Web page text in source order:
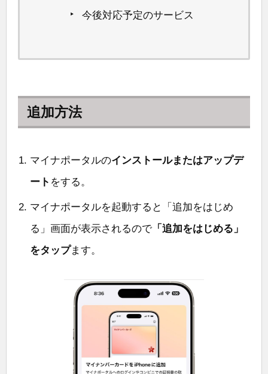
今後対応予定のサービス
追加方法
マイナポータルのインストールまたはアップデ
ート をする。
マイナポータルを起動すると「追加をはじめ
る」画面が表示されるので 「追加をはじめる」
をタップます。